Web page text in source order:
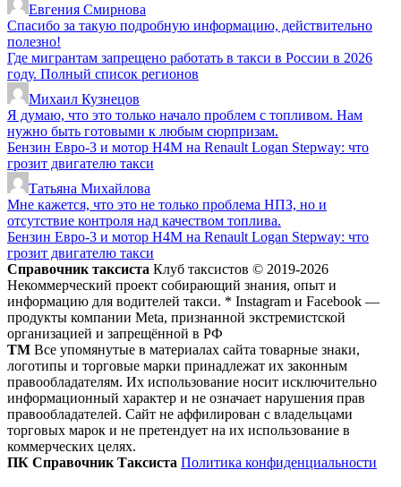
Евгения Смирнова
Спасибо за такую подробную информацию, действительно
полезно!
Где мигрантам запрещено работать в такси в России в 2026
году. Полный список регионов
Михаил Кузнецов
Я думаю, что это только начало проблем с топливом. Нам
нужно быть готовыми к любым сюрпризам.
Бензин Евро-3 и мотор H4M на Renault Logan Stepway: что
грозит двигателю такси
Татьяна Михайлова
Мне кажется, что это не только проблема НПЗ, но и
отсутствие контроля над качеством топлива.
Бензин Евро-3 и мотор H4M на Renault Logan Stepway: что
грозит двигателю такси
Справочник таксиста Клуб таксистов © 2019-2026
Некоммерческий проект собирающий знания, опыт и
информацию для водителей такси. * Instagram и Facebook —
продукты компании Meta, признанной экстремистской
организацией и запрещённой в РФ
ТМ Все упомянутые в материалах сайта товарные знаки,
логотипы и торговые марки принадлежат их законным
правообладателям. Их использование носит исключительно
информационный характер и не означает нарушения прав
правообладателей. Сайт не аффилирован с владельцами
торговых марок и не претендует на их использование в
коммерческих целях.
ПК Справочник Таксиста Политика конфиденциальности